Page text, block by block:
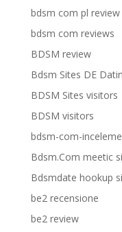
bdsm com pl review
bdsm com reviews
BDSM review
Bdsm Sites DE
BDSM Sites visitors
BDSM visitors
bdsm-com-
Bdsm.Com meetic
Bdsmdate hookup
be2 recensione
be2 review